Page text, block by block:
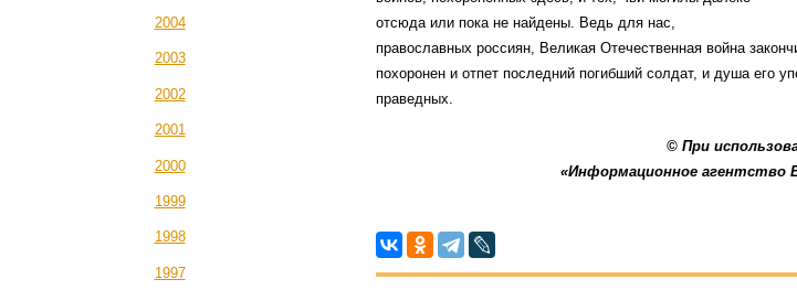
2004
2003
2002
2001
2000
1999
1998
1997
отсюда или пока не найдены. Ведь для нас,
православных россиян, Великая Отечественная война
похоронен и отпет последний погибший солдат, и душа его
праведных.
© При
«Информационное агентство